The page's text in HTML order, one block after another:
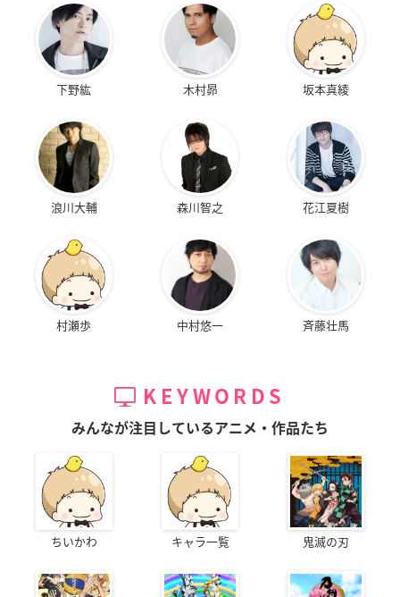
下野紘 木村昴 坂本真綾
浪川大輔 森川智之 花江夏樹
村瀬歩 中村悠一 斉藤壮馬
KEYWORDS
みんなが注目しているアニメ・作品たち
ちいかわ キャラ一覧 鬼滅の刃